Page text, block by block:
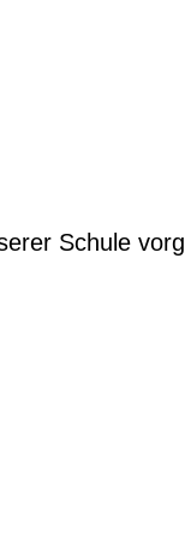
Schule